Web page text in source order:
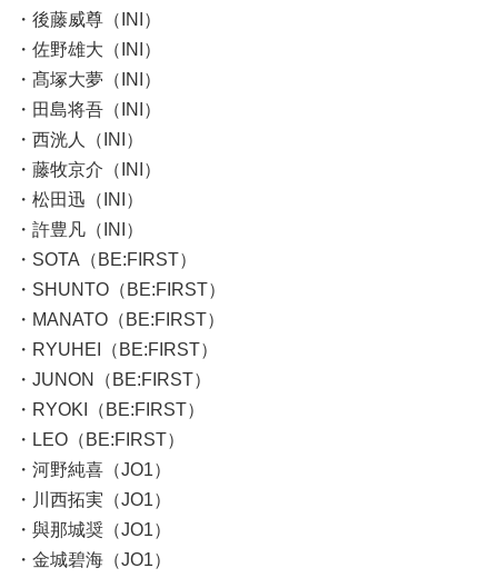
・後藤威尊（INI）
・佐野雄大（INI）
・髙塚大夢（INI）
・田島将吾（INI）
・西洸人（INI）
・藤牧京介（INI）
・松田迅（INI）
・許豊凡（INI）
・SOTA（BE:FIRST）
・SHUNTO（BE:FIRST）
・MANATO（BE:FIRST）
・RYUHEI（BE:FIRST）
・JUNON（BE:FIRST）
・RYOKI（BE:FIRST）
・LEO（BE:FIRST）
・河野純喜（JO1）
・川西拓実（JO1）
・與那城奨（JO1）
・金城碧海（JO1）